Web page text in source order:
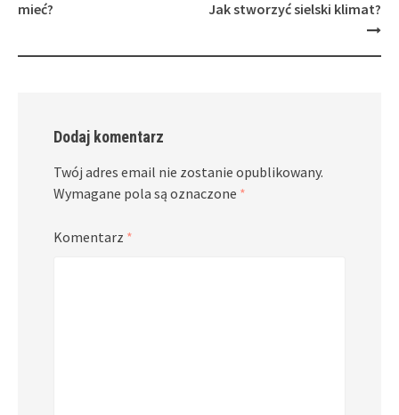
mieć? Jak stworzyć sielski klimat?
Dodaj komentarz
Twój adres email nie zostanie opublikowany.
Wymagane pola są oznaczone *
Komentarz *